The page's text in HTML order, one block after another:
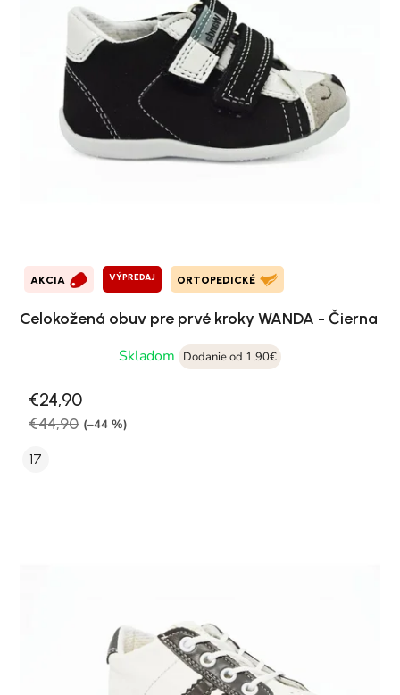
AKCIA VÝPREDAJ ORTOPEDICKÉ
Celokožená obuv pre prvé kroky WANDA - Čierna
Skladom
Dodanie od 1,90€
€24,90
€44,90 (–44 %)
17